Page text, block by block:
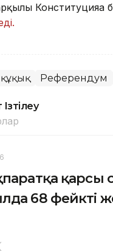
Конституцияға
Референдум
Ізтілеу
қарсы
68 фейкті